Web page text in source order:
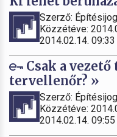
Szerző:
Közzétéve:
2014.02.14. 09:33
Csak a
tervellenőr? »
Szerző:
Közzétéve:
2014.02.14. 09:55